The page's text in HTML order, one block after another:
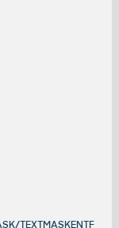
TEXTMASKENTF